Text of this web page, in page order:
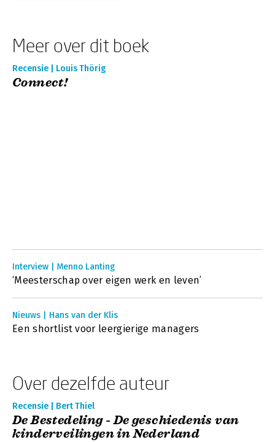
Meer over dit boek
Recensie | Louis Thörig
Connect!
Interview | Menno Lanting
‘Meesterschap over eigen werk en leven’
Nieuws | Hans van der Klis
Een shortlist voor leergierige managers
Over dezelfde auteur
Recensie | Bert Thiel
De Bestedeling - De geschiedenis van
kinderveilingen in Nederland